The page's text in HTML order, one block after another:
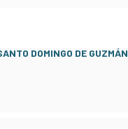
DOMINGO DE GUZMÁN